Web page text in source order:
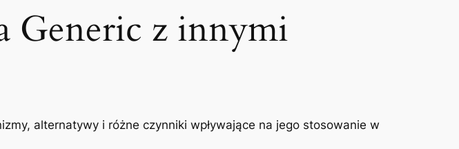
Generic z innymi
alternatywy i różne czynniki wpływające na jego stosowanie w